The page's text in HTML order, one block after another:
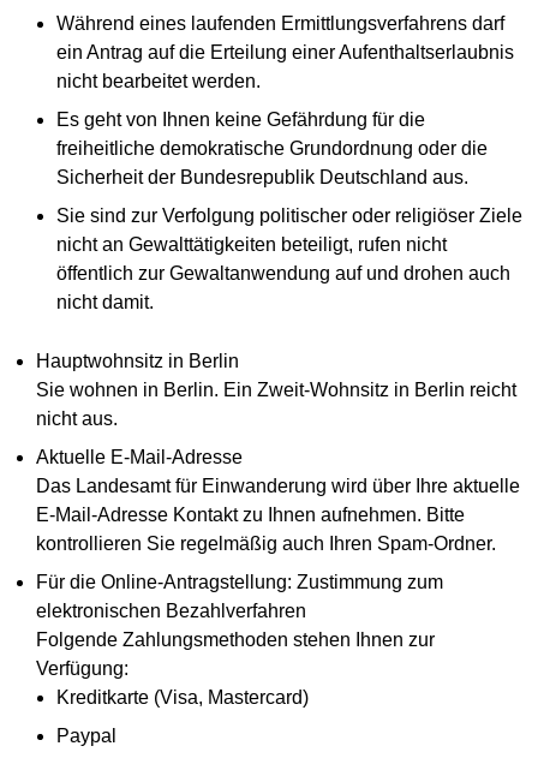
Während eines laufenden Ermittlungsverfahrens darf
ein Antrag auf die Erteilung einer Aufenthaltserlaubnis
nicht bearbeitet werden.
Es geht von Ihnen keine Gefährdung für die
freiheitliche demokratische Grundordnung oder die
Sicherheit der Bundesrepublik Deutschland aus.
Sie sind zur Verfolgung politischer oder religiöser Ziele
nicht an Gewalttätigkeiten beteiligt, rufen nicht
öffentlich zur Gewaltanwendung auf und drohen auch
nicht damit.
Hauptwohnsitz in Berlin
Sie wohnen in Berlin. Ein Zweit-Wohnsitz in Berlin reicht
nicht aus.
Aktuelle E-Mail-Adresse
Das Landesamt für Einwanderung wird über Ihre aktuelle
E-Mail-Adresse Kontakt zu Ihnen aufnehmen. Bitte
kontrollieren Sie regelmäßig auch Ihren Spam-Ordner.
Für die Online-Antragstellung: Zustimmung zum
elektronischen Bezahlverfahren
Folgende Zahlungsmethoden stehen Ihnen zur
Verfügung:
Kreditkarte (Visa, Mastercard)
Paypal